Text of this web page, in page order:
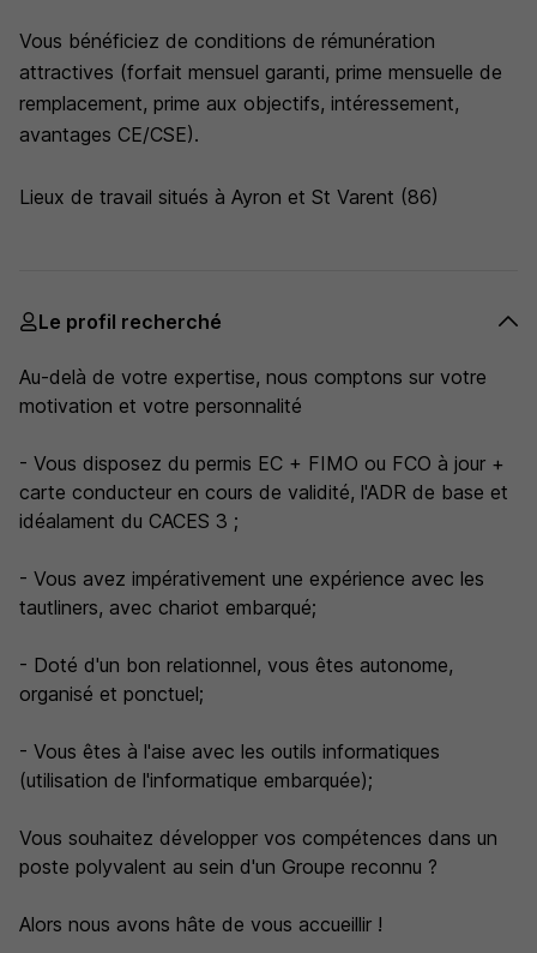
Vous bénéficiez de conditions de rémunération
attractives (forfait mensuel garanti, prime mensuelle de
remplacement, prime aux objectifs, intéressement,
avantages CE/CSE).
Lieux de travail situés à Ayron et St Varent (86)
Le profil recherché
Au-delà de votre expertise, nous comptons sur votre
motivation et votre personnalité
- Vous disposez du permis EC + FIMO ou FCO à jour +
carte conducteur en cours de validité, l'ADR de base et
idéalament du CACES 3 ;
- Vous avez impérativement une expérience avec les
tautliners, avec chariot embarqué;
- Doté d'un bon relationnel, vous êtes autonome,
organisé et ponctuel;
- Vous êtes à l'aise avec les outils informatiques
(utilisation de l'informatique embarquée);
Vous souhaitez développer vos compétences dans un
poste polyvalent au sein d'un Groupe reconnu ?
Alors nous avons hâte de vous accueillir !